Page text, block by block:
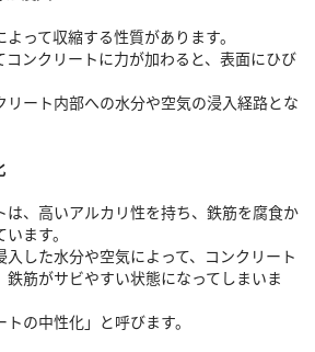
って収縮する性質があります。
ンクリートに力が加わると、表面にひび
リート内部への水分や空気の浸入経路とな
は、高いアルカリ性を持ち、鉄筋を腐食か
ます。
入した水分や空気によって、コンクリート
筋がサビやすい状態になってしまいま
の中性化」と呼びます。